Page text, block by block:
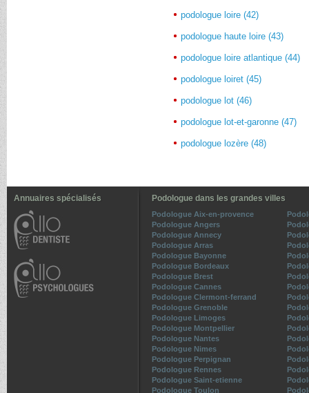
podologue loire (42)
podologue haute loire (43)
podologue loire atlantique (44)
podologue loiret (45)
podologue lot (46)
podologue lot-et-garonne (47)
podologue lozère (48)
Annuaires spécialisés Podologue dans les grandes villes
Podologue Aix-en-provence
Podologue Angers
Podologue Annecy
Podologue Arras
Podologue Bayonne
Podologue Bordeaux
Podologue Brest
Podologue Cannes
Podologue Clermont-ferrand
Podologue Grenoble
Podologue Limoges
Podologue Montpellier
Podologue Nantes
Podologue Nimes
Podologue Perpignan
Podologue Rennes
Podologue Saint-etienne
Podologue Toulon